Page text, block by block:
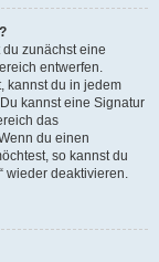
zunächst eine
entwerfen.
kannst du in jedem
kannst eine Signatur
das
du einen
so kannst du
wieder deaktivieren.